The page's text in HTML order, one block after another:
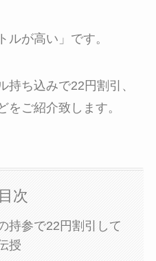
ルが高い」です。
持ち込みで22円割引、
をご紹介致します。
目次
持参で22円割引して
授